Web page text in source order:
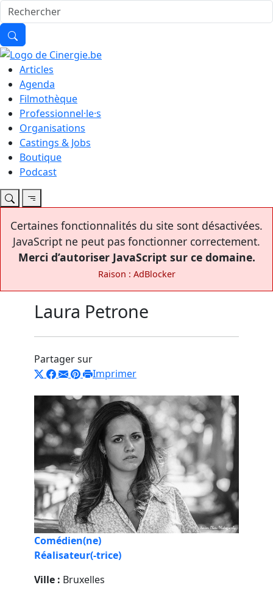
Articles
Agenda
Filmothèque
Professionnel·le·s
Organisations
Castings & Jobs
Boutique
Podcast
Certaines fonctionnalités du site sont désactivées.
JavaScript ne peut pas fonctionner correctement.
Merci d’autoriser JavaScript sur ce domaine.
Raison : AdBlocker
Laura Petrone
Partager sur
Imprimer
Comédien(ne)
Réalisateur(-trice)
Ville : Bruxelles